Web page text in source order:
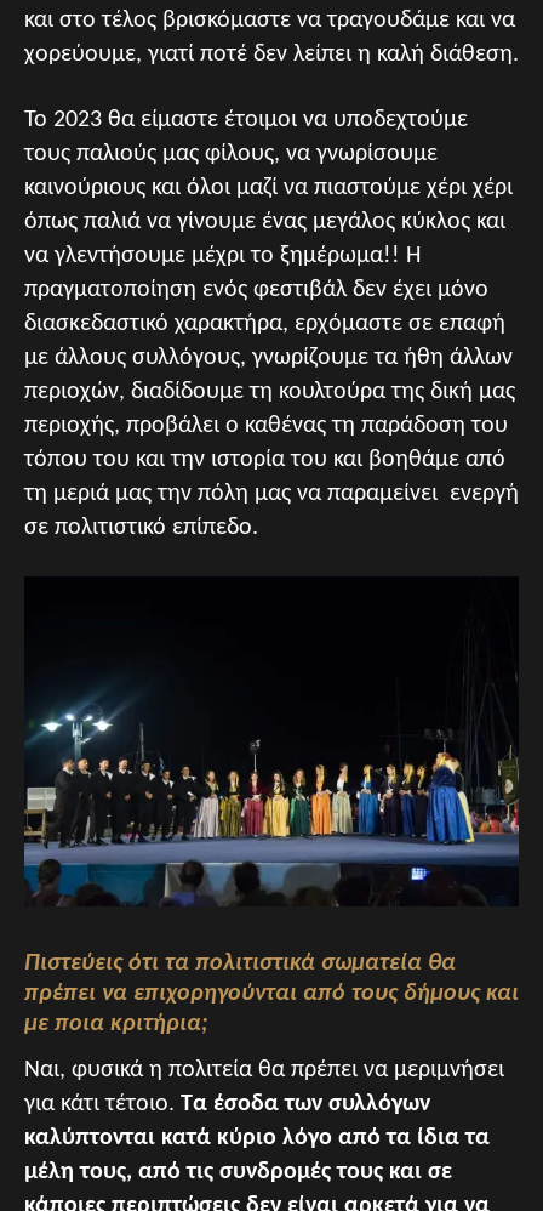
και στο τέλος βρισκόμαστε να τραγουδάμε και να
χορεύουμε, γιατί ποτέ δεν λείπει η καλή διάθεση.
Το 2023 θα είμαστε έτοιμοι να υποδεχτούμε
τους παλιούς μας φίλους, να γνωρίσουμε
καινούριους και όλοι μαζί να πιαστούμε χέρι χέρι
όπως παλιά να γίνουμε ένας μεγάλος κύκλος και
να γλεντήσουμε μέχρι το ξημέρωμα!! Η
πραγματοποίηση ενός φεστιβάλ δεν έχει μόνο
διασκεδαστικό χαρακτήρα, ερχόμαστε σε επαφή
με άλλους συλλόγους, γνωρίζουμε τα ήθη άλλων
περιοχών, διαδίδουμε τη κουλτούρα της δική μας
περιοχής, προβάλει ο καθένας τη παράδοση του
τόπου του και την ιστορία του και βοηθάμε από
τη μεριά μας την πόλη μας να παραμείνει ενεργή
σε πολιτιστικό επίπεδο.
Πιστεύεις ότι τα πολιτιστικά σωματεία θα
πρέπει να επιχορηγούνται από τους δήμους και
με ποια κριτήρια;
Ναι, φυσικά η πολιτεία θα πρέπει να μεριμνήσει
για κάτι τέτοιο. Τα έσοδα των συλλόγων
καλύπτονται κατά κύριο λόγο από τα ίδια τα
μέλη τους, από τις συνδρομές τους και σε
κάποιες περιπτώσεις δεν είναι αρκετά για να